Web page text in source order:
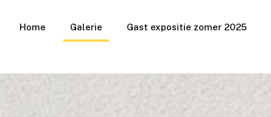
Home Galerie Gast expositie zomer 2025